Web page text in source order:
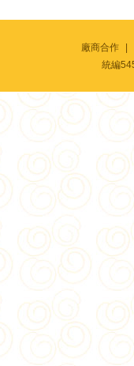
廠商合作
統編